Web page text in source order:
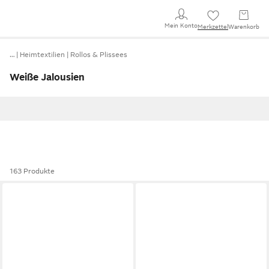
Mein KontoMerkzettel Warenkorb
… Heimtextilien Rollos & Plissees
Weiße Jalousien
163 Produkte